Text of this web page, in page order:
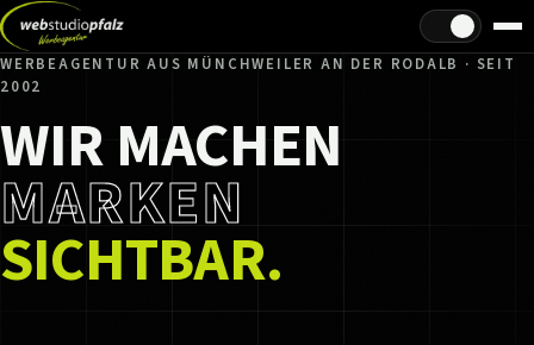
Hell/Dunkel
WERBEAGENTUR AUS MÜNCHWEILER AN DER RODALB · SEIT
2002
WIR MACHEN
MARKEN
SICHTBAR.